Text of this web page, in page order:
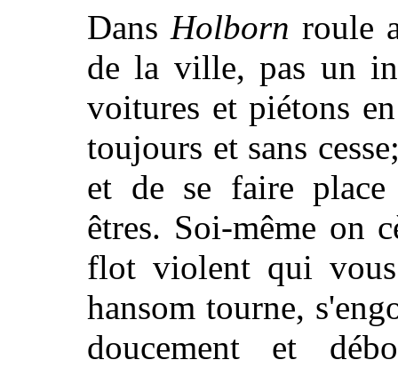
DansHolborn roule
de la ville, pas un
voitures et piétons
toujours et sans
et de se faire place
êtres. Soi-même on
flot violent qui
hansom tourne,
doucement et